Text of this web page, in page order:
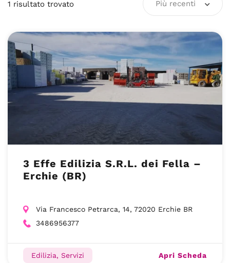
1 risultato trovato Più recenti
3 Effe Edilizia S.R.L. dei Fella –
Erchie (BR)
Via Francesco Petrarca, 14, 72020 Erchie BR
3486956377
Edilizia, Servizi Apri Scheda